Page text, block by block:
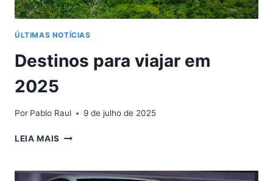
ÚLTIMAS NOTÍCIAS
Destinos para viajar em
2025
Por Pablo Raul 9 de julho de 2025
LEIA MAIS DESTINOS
EM